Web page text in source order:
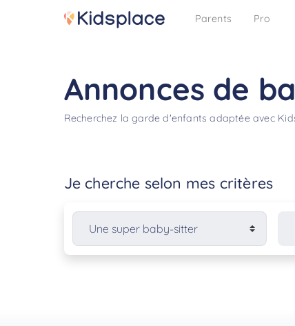
Parents Pro
Annonces de
Recherchez la garde d'enfants adaptée avec
Je cherche selon mes critères